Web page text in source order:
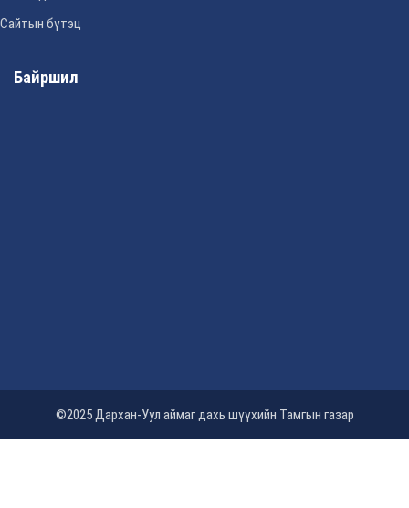
Сайтын бүтэц
Байршил
©2025 Дархан-Уул аймаг дахь шүүхийн Тамгын газар